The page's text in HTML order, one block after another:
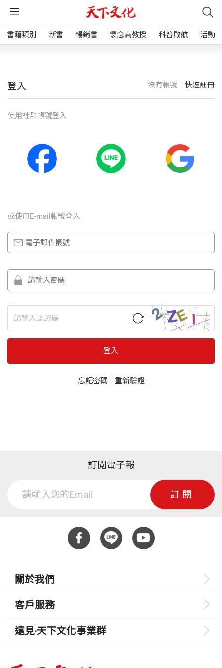
書籍類別 新書 暢銷書 懷念高教授 科普啟航 活動
登入 沒有帳號｜ 快速註冊
使⽤社群帳號登入
或使⽤E-mail帳號登入
登入
忘記密碼｜ 重新驗證
訂閱電子報
訂閱
關於我們
客戶服務
遠見‧天下文化事業群